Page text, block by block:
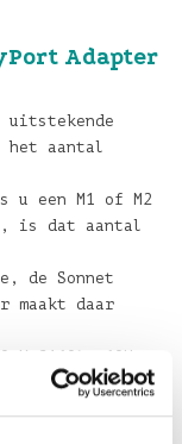
Adapter
uitstekende
aantal
u een M1 of M2
is dat aantal
de Sonnet
maakt daar
2160) @60Hz
poort op uw